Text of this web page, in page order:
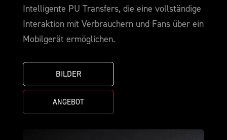
Intelligente PU Transfers, die eine vollständige
Interaktion mit Verbrauchern und Fans über ein
Mobilgerät ermöglichen.
BILDER
ANGEBOT